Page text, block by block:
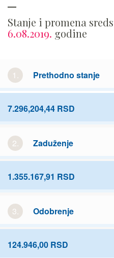
Stanje i promena
6.08.2019. godine
1. Prethodno stanje
7.296,204,44 RSD
2. Zaduženje
1.355.167,91 RSD
3. Odobrenje
124.946,00 RSD